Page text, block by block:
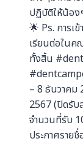
ปฏิบัติให้น้อง
🌟 Ps. การเ
เรียนต่อในค
ทั้งสิ้น
– 8 ธันวาคม
2567 (ปิดรั
จำนวนที่รับ
ประกาศราย